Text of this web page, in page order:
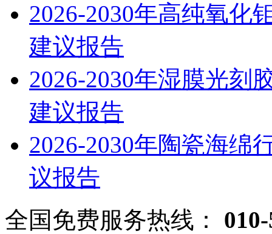
2026-2030年高纯氧化
建议报告
2026-2030年湿膜光刻
建议报告
2026-2030年陶瓷海绵
议报告
全国免费服务热线：